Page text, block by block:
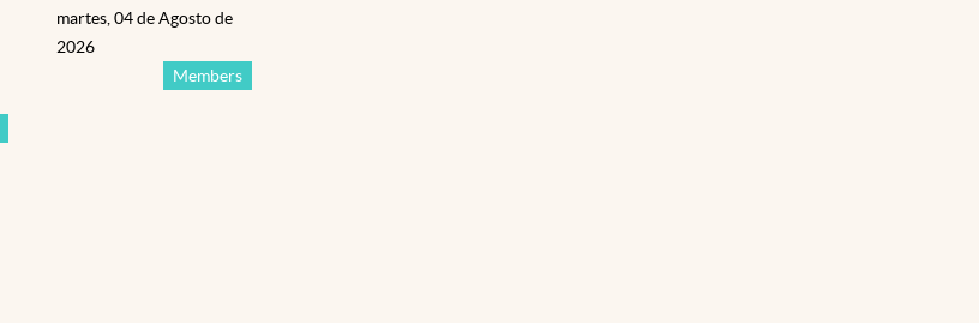
Members
martes, 04 de Agosto de
2026